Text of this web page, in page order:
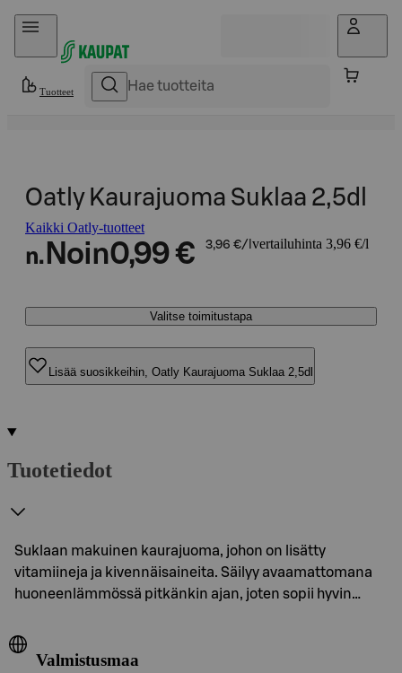
Hyppää sisältöön
Tuotteet
Oatly Kaurajuoma Suklaa 2,5dl
Kaikki Oatly-tuotteet
n. Noin0,99 € 3,96 €/l vertailuhinta 3,96 €/l
Valitse toimitustapa
Lisää suosikkeihin, Oatly Kaurajuoma Suklaa 2,5dl
Tuotetiedot
Suklaan makuinen kaurajuoma, johon on lisätty
vitamiineja ja kivennäisaineita. Säilyy avaamattomana
huoneenlämmössä pitkänkin ajan, joten sopii hyvin…
Valmistusmaa